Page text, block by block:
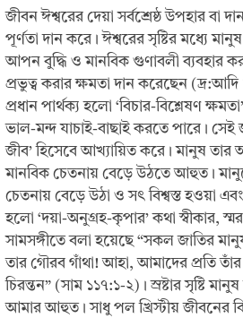
জীবন ঈশ্বরের দেয়া সর্বশ্রেষ্ঠ উপহার বা
পূর্ণতা দান করে। ঈশ্বরের সৃষ্টির মধ্যে মানুষ
আপন বুদ্ধি ও মানবিক গুণাবলী ব্যবহার
প্রভুত্ব করার ক্ষমতা দান করেছেন
প্রধান পার্থক্য হলো ‘বিচার-বিশ্লেষণ
ভাল-মন্দ যাচাই-বাছাই করতে পারে। সেই
জীব’ হিসেবে আখ্যায়িত করে। মানুষ তার
মানবিক চেতনায় বেড়ে উঠতে আহুত।
চেতনায় বেড়ে উঠা ও সৎ বিশ্বস্ত হওয়া
হলো ‘দয়া-অনুগ্রহ-কৃপার’ কথা স্বীকার,
সামসঙ্গীতে বলা হয়েছে “সকল জাতির
তার গৌরব গাঁথা! আহা, আমাদের প্রতি
চিরন্তন” (সাম ১১৭:১-২)। স্রষ্টার সৃষ্টি
আমার আহুত। সাধু পল খ্রিস্টীয় জীবনের